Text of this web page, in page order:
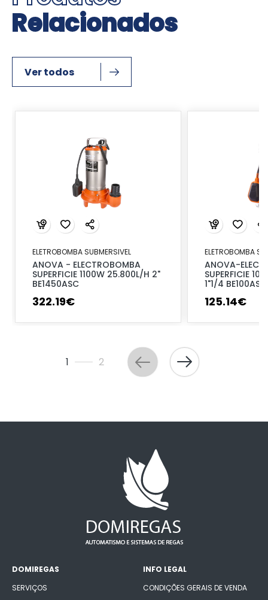
Relacionados
Ver todos
ELETROBOMBA SUBMERSIVEL
ANOVA - ELECTROBOMBA
SUPERFICIE 1100W 25.800L/H 2"
BE1450ASC
322.19€
ELETROBOMBA
ANOVA-
SUPERFICIE
1"1/4 BE100ASX
125.14€
1 2
DOMIREGAS
SERVIÇOS
INFO LEGAL
CONDIÇÕES GERAIS DE VENDA